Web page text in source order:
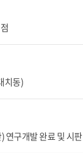
치동)
연구개발 완료 및 시판